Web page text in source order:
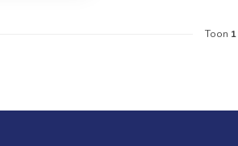
Toon 1